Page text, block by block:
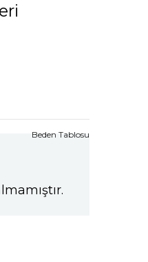
Beden Tablosu